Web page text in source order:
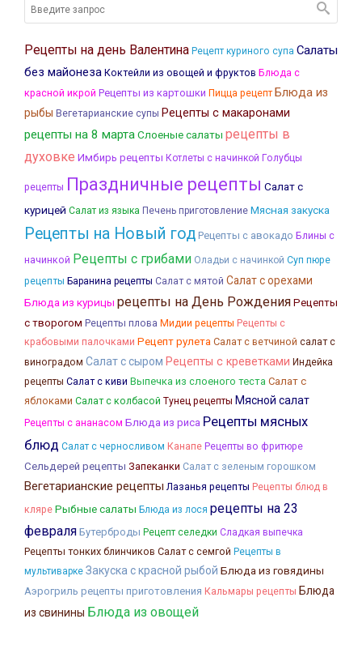
Рецепты на день Валентина Рецепт куриного супа Салаты
без майонеза Коктейли из овощей и фруктов Блюда с
красной икрой Рецепты из картошки Пицца рецепт Блюда из
рыбы Вегетарианские супы Рецепты с макаронами
рецепты на 8 мартаСлоеные салаты рецепты в
духовке Имбирь рецепты Котлеты с начинкой Голубцы
рецепты Праздничные рецепты Салат с
курицей Салат из языка Печень приготовление Мясная закуска
Рецепты на Новый год Рецепты с авокадо Блины с
начинкой Рецепты с грибами Оладьи с начинкой Суп пюре
рецепты Баранина рецепты Салат с мятой Салат с орехами
Блюда из курицы рецепты на День Рождения Рецепты
с творогом Рецепты плова Мидии рецепты Рецепты с
крабовыми палочками Рецепт рулета Салат с ветчиной салат с
виноградом Салат с сыром Рецепты с креветками Индейка
рецепты Салат с киви Выпечка из слоеного теста Салат с
яблоками Салат с колбасой Тунец рецепты Мясной салат
Рецепты с ананасом Блюда из риса Рецепты мясных
блюд Салат с черносливом Канапе Рецепты во фритюре
Сельдерей рецепты Запеканки Салат с зеленым горошком
Вегетарианские рецепты Лазанья рецепты Рецепты блюд в
кляре Рыбные салаты Блюда из лося рецепты на 23
февраля Бутерброды Рецепт селедки Сладкая выпечка
Рецепты тонких блинчиков Салат с семгой Рецепты в
мультиварке Закуска с красной рыбой Блюда из говядины
Аэрогриль рецепты приготовления Кальмары рецепты Блюда
из свинины Блюда из овощей